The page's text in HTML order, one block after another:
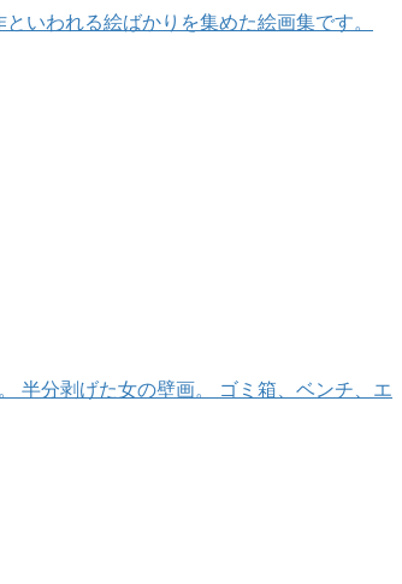
いわれる絵ばかりを集めた絵画集です。
半分剥げた女の壁画。 ゴミ箱、ベンチ、エ